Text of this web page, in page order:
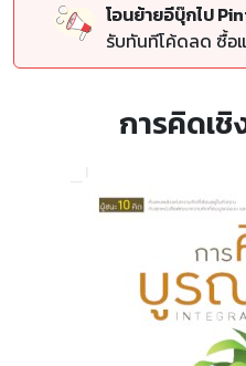
โอนย้ายอีบุ๊กไป
รับทันทีโค้ดลด ซื้อ
การคิดเ